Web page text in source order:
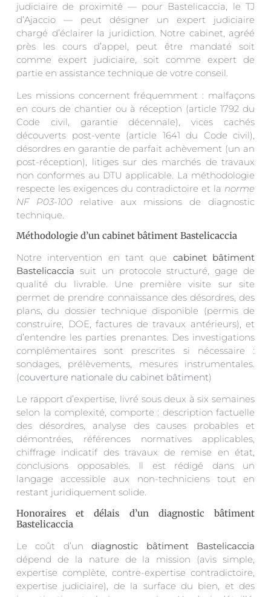
judiciaire de proximité — pour Bastelicaccia, le TJ
d’Ajaccio — peut désigner un expert judiciaire
chargé d’éclairer la juridiction. Notre cabinet, agréé
près les cours d’appel, peut être mandaté soit
comme expert judiciaire, soit comme expert de
partie en assistance technique de votre conseil.
Les missions concernent fréquemment : malfaçons
en cours de chantier ou à réception (article 1792 du
Code civil, garantie décennale), vices cachés
découverts post-vente (article 1641 du Code civil),
désordres en garantie de parfait achèvement (un an
post-réception), litiges sur des marchés de travaux
non conformes au DTU applicable. La méthodologie
respecte les exigences du contradictoire et la norme
NF P03-100relative aux missions de diagnostic
technique.
Méthodologie d’un cabinet bâtiment Bastelicaccia
Notre intervention en tant que cabinet bâtiment
Bastelicaccia suit un protocole structuré, gage de
qualité du livrable. Une première visite sur site
permet de prendre connaissance des désordres, des
plans, du dossier technique disponible (permis de
construire, DOE, factures de travaux antérieurs), et
d’entendre les parties prenantes. Des investigations
complémentaires sont prescrites si nécessaire :
sondages, prélèvements, mesures instrumentales.
(couverture nationale du cabinet bâtiment)
Le rapport d’expertise, livré sous deux à six semaines
selon la complexité, comporte : description factuelle
des désordres, analyse des causes probables et
démontrées, références normatives applicables,
chiffrage indicatif des travaux de remise en état,
conclusions opposables. Il est rédigé dans un
langage accessible aux non-techniciens tout en
restant juridiquement solide.
Honoraires et délais d’un diagnostic bâtiment
Bastelicaccia
Le coût d’undiagnostic bâtiment Bastelicaccia
dépend de la nature de la mission (avis simple,
expertise complète, contre-expertise contradictoire,
expertise judiciaire), de la surface du bien, et des